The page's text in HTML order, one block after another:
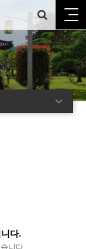
다.
니다.